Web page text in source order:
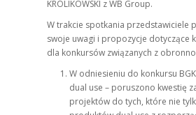
KRÓLIKOWSKI z WB Group.
W trakcie spotkania przedstawiciele
swoje uwagi i propozycje
dla konkursów związanych z
W odniesieniu do konkursu
dual use – poruszono kwestię
projektów do tych, które nie